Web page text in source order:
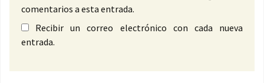
comentarios a esta entrada.
Recibir un correo electrónico con cada nueva
entrada.